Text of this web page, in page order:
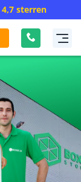
4,7 sterren